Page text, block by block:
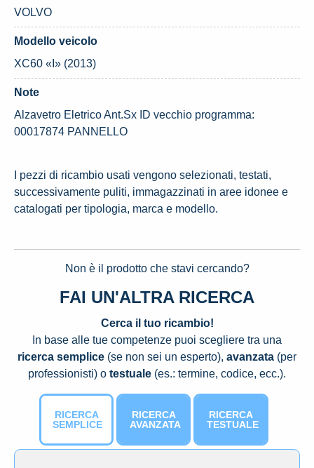
VOLVO
Modello veicolo
XC60 «I» (2013)
Note
Alzavetro Eletrico Ant.Sx ID vecchio programma:
00017874 PANNELLO
I pezzi di ricambio usati vengono selezionati, testati,
successivamente puliti, immagazzinati in aree idonee e
catalogati per tipologia, marca e modello.
Non è il prodotto che stavi cercando?
FAI UN'ALTRA RICERCA
Cerca il tuo ricambio!
In base alle tue competenze puoi scegliere tra una
ricerca semplice (se non sei un esperto), avanzata (per
professionisti) o testuale (es.: termine, codice, ecc.).
RICERCA
SEMPLICE
RICERCA
AVANZATA
RICERCA
TESTUALE